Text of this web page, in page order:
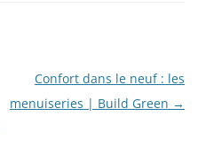
Confort dans le neuf : les
menuiseries | Build Green →